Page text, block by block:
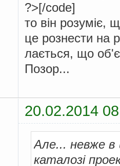
?>[/code]
то він розуміє,
це рознести на
лається, що
Позор...
20.02.2014
Але... невже
каталозі